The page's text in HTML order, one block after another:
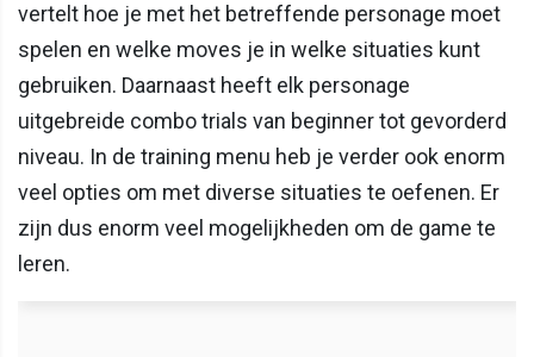
vertelt hoe je met het betreffende personage moet
spelen en welke moves je in welke situaties kunt
gebruiken. Daarnaast heeft elk personage
uitgebreide combo trials van beginner tot gevorderd
niveau. In de training menu heb je verder ook enorm
veel opties om met diverse situaties te oefenen. Er
zijn dus enorm veel mogelijkheden om de game te
leren.